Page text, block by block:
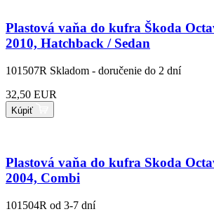
Plastová vaňa do kufra Škoda
2010, Hatchback / Sedan
101507R Skladom - doručenie do 2 dní
32,50 EUR
Kúpiť
Plastová vaňa do kufra Skoda
2004, Combi
101504R od 3-7 dní